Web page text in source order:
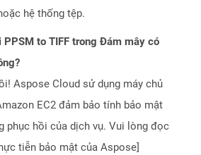
hệ thống tệp.
PPSM to TIFF trong Đám mây có
Aspose Cloud sử dụng máy chủ
EC2 đảm bảo tính bảo mật
phục hồi của dịch vụ. Vui lòng đọc
tiễn bảo mật của Aspose]